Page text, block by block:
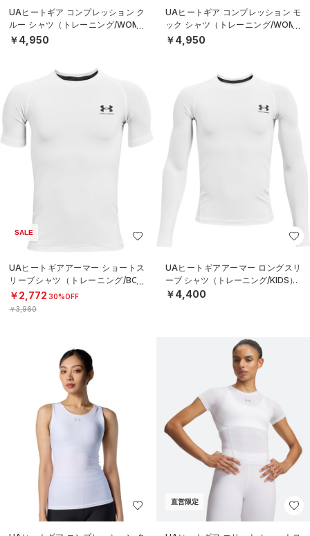
UAヒートギア コンプレッション ク
ルー シャツ（トレーニング/WOME
N）
￥4,950
UAヒートギア コンプレッション モ
ック シャツ（トレーニング/WOME
N）
￥4,950
SALE
UAヒートギアアーマー ショートス
リーブシャツ（トレーニング/BOY
S）
￥2,772 30%OFF
￥3,960
UAヒートギアアーマー ロングスリ
ーブ シャツ（トレーニング/KIDS）
￥4,400
直営限定